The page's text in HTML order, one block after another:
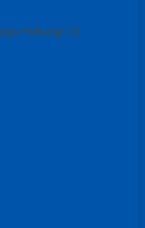
Hubungi CS